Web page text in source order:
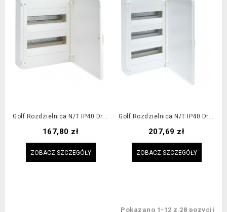
Golf Rozdzielnica N/t IP40 Drzwi Pełne 24M
Cena
167,80 zł
ZOBACZ SZCZEGÓŁY
Golf Rozdzielnica N/t IP40 Drzwi Pełne 36M
Cena
207,69 zł
ZOBACZ SZCZEGÓŁY
Pokazano 1-12 z 28 pozycji